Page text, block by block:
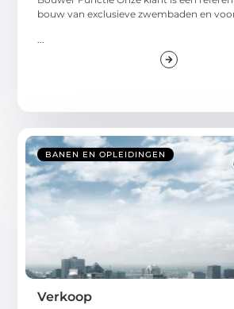
bouw van exclusieve zwembaden en
...
BANEN EN OPLEIDINGEN
Verkoop